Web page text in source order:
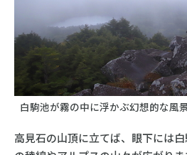
白駒池が霧の中に浮かぶ幻想的な風
高見石の山頂に立てば、眼下には